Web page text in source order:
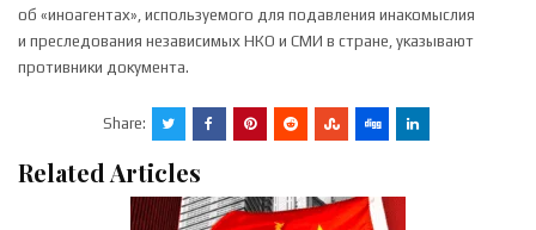
об «иноагентах», используемого для подавления инакомыслия
и преследования независимых НКО и СМИ в стране, указывают
противники документа.
Share:
Related Articles